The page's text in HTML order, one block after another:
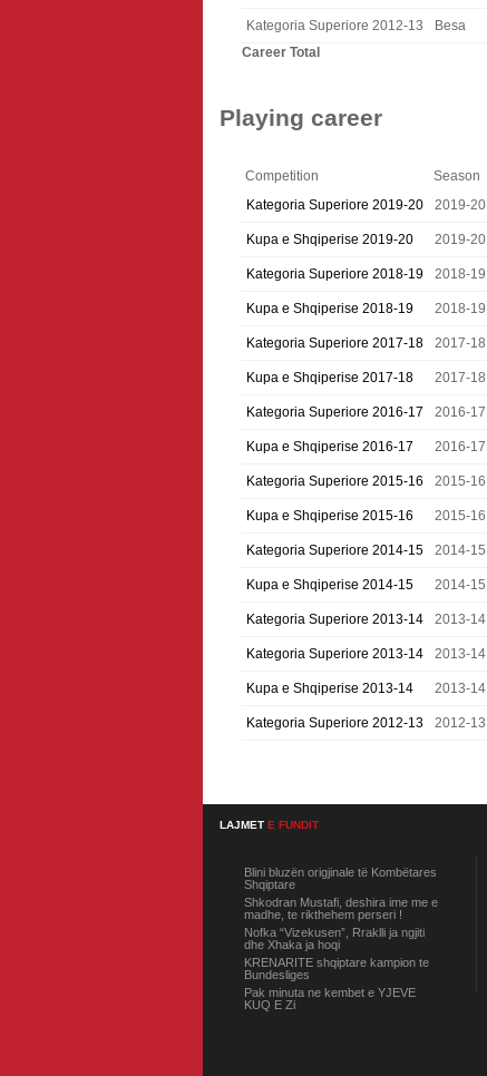
Kategoria Superiore 2012-13 Besa
Career Total
Playing career
Competition Season
Kategoria Superiore 2019-20
2019-20
Kupa e Shqiperise 2019-20 2019-20
Kategoria Superiore 2018-19 2018-19
Kupa e Shqiperise 2018-19 2018-19
Kategoria Superiore 2017-18 2017-18
Kupa e Shqiperise 2017-18 2017-18
Kategoria Superiore 2016-17 2016-17
Kupa e Shqiperise 2016-17 2016-17
Kategoria Superiore 2015-16 2015-16
Kupa e Shqiperise 2015-16 2015-16
Kategoria Superiore 2014-15 2014-15
Kupa e Shqiperise 2014-15 2014-15
Kategoria Superiore 2013-14 2013-14
Kategoria Superiore 2013-14 2013-14
Kupa e Shqiperise 2013-14 2013-14
Kategoria Superiore 2012-13 2012-13
LAJMET E FUNDIT
Blini bluzën origjinale të Kombëtares
Shqiptare
Shkodran Mustafi, deshira ime me e
madhe, te rikthehem perseri !
Nofka “Vizekusen”, Rraklli ja ngjiti
dhe Xhaka ja hoqi
KRENARITE shqiptare kampion te
Bundesliges
Pak minuta ne kembet e YJEVE
KUQ E Zi